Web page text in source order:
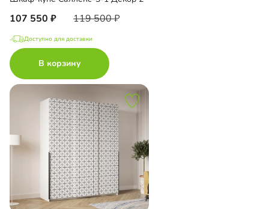
107 550 119 500
Доступно для доставки
В корзину